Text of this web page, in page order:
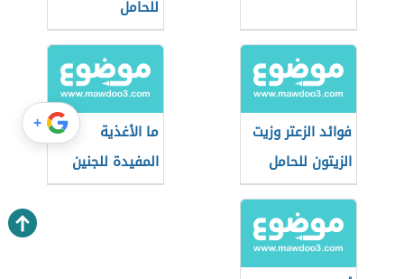
للحامل
فوائد الزعتر وزيت
الزيتون للحامل
ما الأغذية
المفيدة للجنين
+